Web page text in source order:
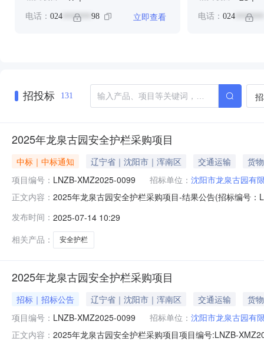
电话： 024 ******* 98 立即查看 电话： 024*******
招投标 131
2025年龙泉古园安全护栏采购项目
中标｜中标通知 辽宁省｜沈阳市｜浑南区 交通运输
货物
项目编号： LNZB-XMZ2025-0099 招标单位： 沈阳市龙泉古园有
正文内容： 2025年龙泉古园安全护栏采购项目-结果公告(招标编号
地址：沈阳市浑南区祝家街道下高士村龙泉古园联系人
人：
发布时间： 2025-07-14 10:29
相关产品：
安全护栏
2025年龙泉古园安全护栏采购项目
招标｜招标公告 辽宁省｜沈阳市｜浑南区 交通运输
货物
项目编号： LNZB-XMZ2025-0099 招标单位： 沈阳市龙泉古园有
正文内容： 2025年龙泉古园安全护栏采购项目项目编号:LNZB-